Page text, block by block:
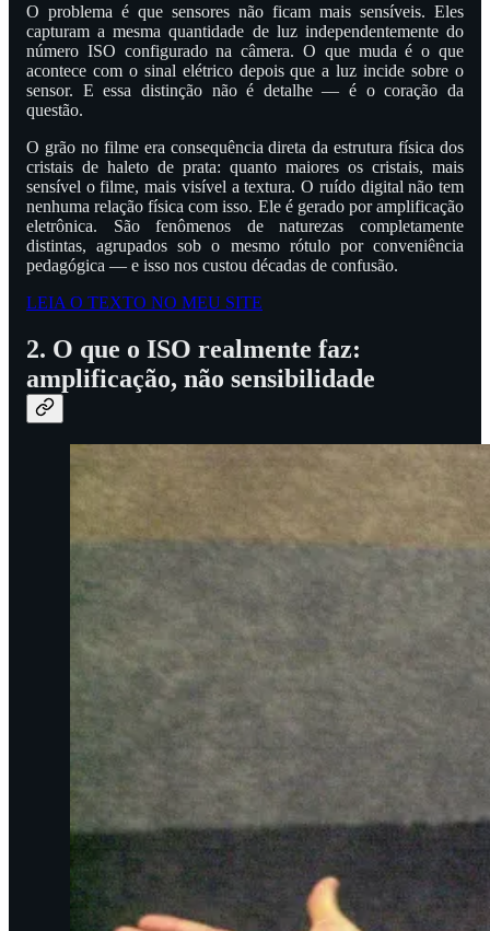
O problema é que sensores não ficam mais sensíveis. Eles
capturam a mesma quantidade de luz independentemente do
número ISO configurado na câmera. O que muda é o que
acontece com o sinal elétrico depois que a luz incide sobre o
sensor. E essa distinção não é detalhe — é o coração da
questão.
O grão no filme era consequência direta da estrutura física dos
cristais de haleto de prata: quanto maiores os cristais, mais
sensível o filme, mais visível a textura. O ruído digital não tem
nenhuma relação física com isso. Ele é gerado por amplificação
eletrônica. São fenômenos de naturezas completamente
distintas, agrupados sob o mesmo rótulo por conveniência
pedagógica — e isso nos custou décadas de confusão.
LEIA O TEXTO NO MEU SITE
2. O que o ISO realmente faz:
amplificação, não sensibilidade